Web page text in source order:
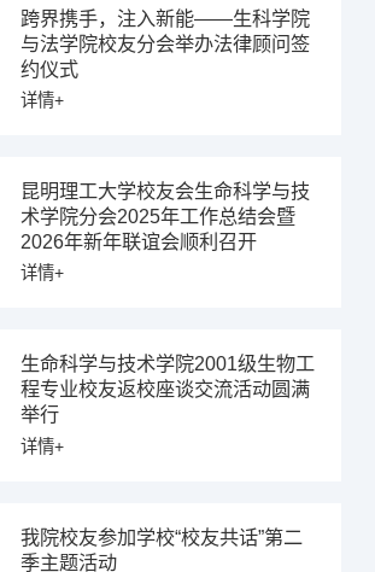
跨界携手，注入新能——生科学院
与法学院校友分会举办法律顾问签
约仪式
详情+
昆明理工大学校友会生命科学与技
术学院分会2025年工作总结会暨
2026年新年联谊会顺利召开
详情+
生命科学与技术学院2001级生物工
程专业校友返校座谈交流活动圆满
举行
详情+
我院校友参加学校“校友共话”第二
季主题活动